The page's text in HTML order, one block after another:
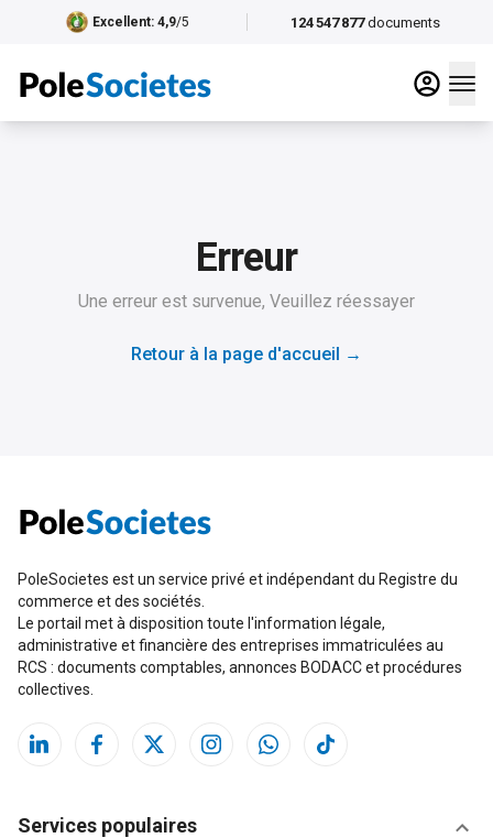
124 547 877 documents
Excellent: 4,9/5
Erreur
Une erreur est survenue, Veuillez réessayer
Retour à la page d'accueil →
PoleSocietes est un service privé et indépendant du Registre du
commerce et des sociétés.
Le portail met à disposition toute l'information légale,
administrative et financière des entreprises immatriculées au
RCS : documents comptables, annonces BODACC et procédures
collectives.
Services populaires